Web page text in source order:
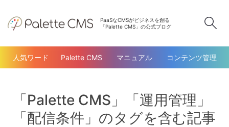
PaaSなCMSがビジネスを創る
「Palette CMS」の公式ブログ
人気ワード Palette CMS マニュアル コンテンツ管理
「Palette CMS」「運用管理」
「配信条件」のタグを含む記事